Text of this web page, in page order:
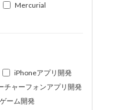
Mercurial
iPhoneアプリ開発
チャーフォンアプリ開発
ーム開発